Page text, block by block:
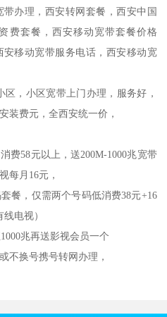
办理，西安转网套餐，西安中国
费套餐，西安移动宽带套餐价格
移动宽带服务电话，西安移动宽
，小区宽带上门办理，服务好，
装费元，全西安统一价，
费58元以上，送200M-1000兆宽带
每月16元，
餐，仅需两个号码低消费38元+16
电视）
兆再送影视会员一个
不换号携号转网办理，